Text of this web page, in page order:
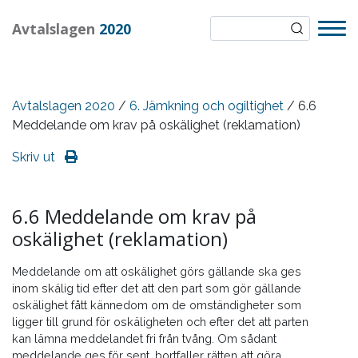
Avtalslagen 2020
Avtalslagen 2020 / 6. Jämkning och ogiltighet / 6.6
Meddelande om krav på oskälighet (reklamation)
Skriv ut
6.6 Meddelande om krav på
oskälighet (reklamation)
Meddelande om att oskälighet görs gällande ska ges
inom skälig tid efter det att den part som gör gällande
oskälighet fått kännedom om de omständigheter som
ligger till grund för oskäligheten och efter det att parten
kan lämna meddelandet fri från tvång. Om sådant
meddelande ges för sent, bortfaller rätten att göra